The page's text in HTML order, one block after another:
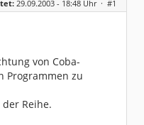
29.09.2003 - 18:48 Uhr · #1
von Coba-
Programmen zu
Reihe.